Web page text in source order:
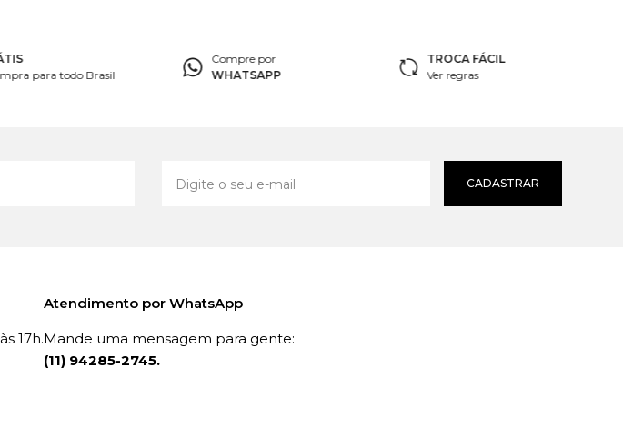
para todo Brasil
Compre por
WHATSAPP
TROCA FÁCIL
Ver regras
CADASTRAR
17h.
Atendimento por WhatsApp
Mande uma mensagem para gente:
(11) 94285-2745.